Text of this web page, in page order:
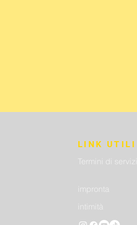
LINK UTILI
Termini di
impronta
intimità